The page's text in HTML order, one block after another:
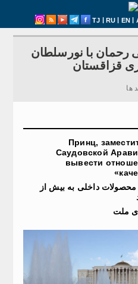
TJ | RU | EN |
رحمان با نورسلطان
قزاقستان
Принц,
Саудовской
вывести
داخلی به بیش از
ملت